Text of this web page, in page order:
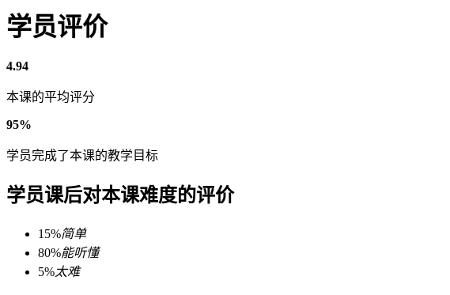
学员评价
4.94
本课的平均评分
95%
学员完成了本课的教学目标
学员课后对本课难度的评价
15%简单
80%能听懂
5%太难